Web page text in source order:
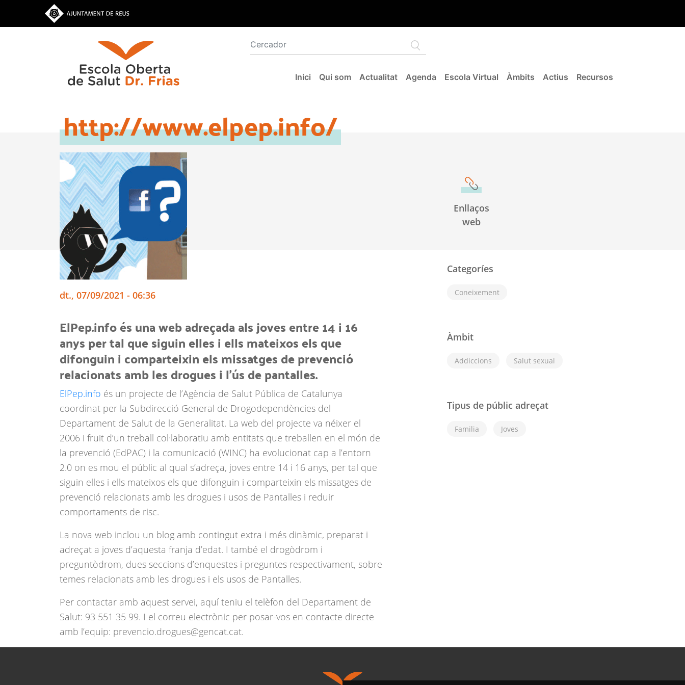
Navegació principal
Inici Qui som Actualitat Agenda Escola Virtual Àmbits Actius Recursos
http://www.elpep.info/
dt., 07/09/2021 - 06:36
ElPep.info és una web adreçada als joves entre 14 i 16
anys per tal que siguin elles i ells mateixos els que
difonguin i comparteixin els missatges de prevenció
relacionats amb les drogues i l'ús de pantalles.
ElPep.info és un projecte de l’Agència de Salut Pública de Catalunya
coordinat per la Subdirecció General de Drogodependències del
Departament de Salut de la Generalitat. La web del projecte va néixer el
2006 i fruit d’un treball col·laboratiu amb entitats que treballen en el món de
la prevenció (EdPAC) i la comunicació (WINC) ha evolucionat cap a l’entorn
2.0 on es mou el públic al qual s’adreça, joves entre 14 i 16 anys, per tal que
siguin elles i ells mateixos els que difonguin i comparteixin els missatges de
prevenció relacionats amb les drogues i usos de Pantalles i reduir
comportaments de risc.
La nova web inclou un blog amb contingut extra i més dinàmic, preparat i
adreçat a joves d’aquesta franja d’edat. I també el drogòdrom i
preguntòdrom, dues seccions d’enquestes i preguntes respectivament, sobre
temes relacionats amb les drogues i els usos de Pantalles.
Per contactar amb aquest servei, aquí teniu el telèfon del Departament de
Salut: 93 551 35 99. I el correu electrònic per posar-vos en contacte directe
amb l’equip: prevencio.drogues@gencat.cat.
Enllaços
web
Categoríes
Coneixement
Àmbit
Addiccions Salut sexual
Tipus de públic adreçat
Familia Joves